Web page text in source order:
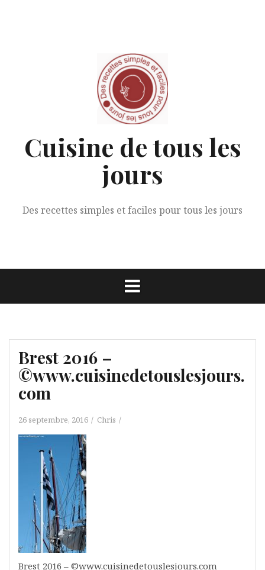
Cuisine de tous les
jours
Des recettes simples et faciles pour tous les jours
Brest 2016 –
©www.cuisinedetouslesjours.
com
26 septembre, 2016 Chris
Brest 2016 – ©www.cuisinedetouslesjours.com